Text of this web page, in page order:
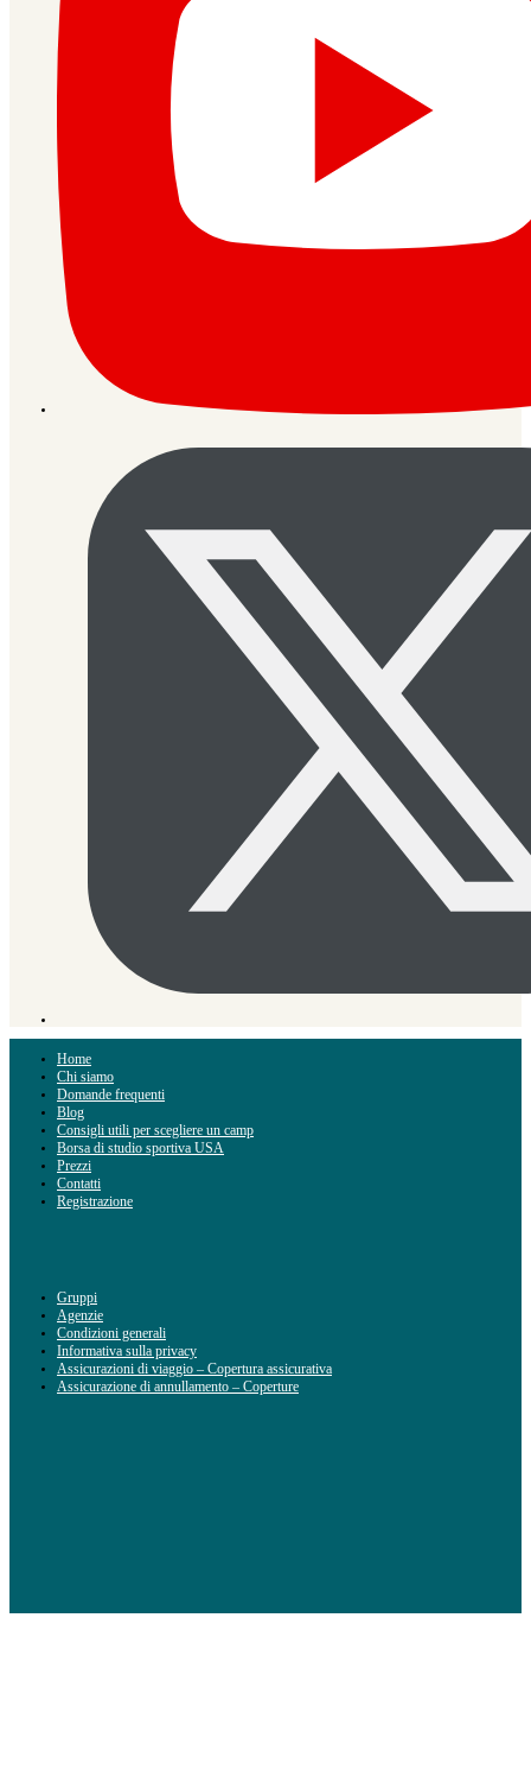
Home
Chi siamo
Domande frequenti
Blog
Consigli utili per scegliere un camp
Borsa di studio sportiva USA
Prezzi
Contatti
Registrazione
Gruppi
Agenzie
Condizioni generali
Informativa sulla privacy
Assicurazioni di viaggio – Copertura assicurativa
Assicurazione di annullamento – Coperture